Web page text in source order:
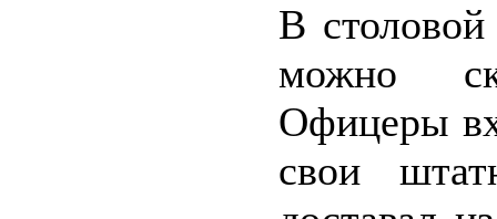
В
можно
Офицеры
свои